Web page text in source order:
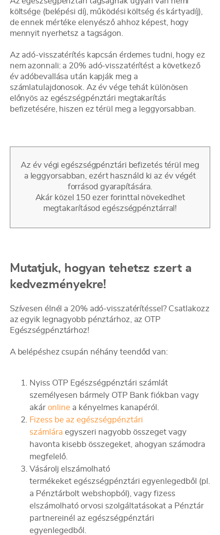
költsége (belépési díj, működési költség és kártyadíj),
de ennek mértéke elenyésző ahhoz képest, hogy
mennyit nyerhetsz a tagságon.
Az adó-visszatérítés kapcsán érdemes tudni, hogy ez
nem azonnali: a 20% adó-visszatérítést a következő
év adóbevallása után kapják meg a
számlatulajdonosok. Az év vége tehát különösen
előnyös az egészségpénztári megtakarítás
befizetésére, hiszen ez térül meg a leggyorsabban.
Az év végi egészségpénztári befizetés térül meg
a leggyorsabban, ezért használd ki az év végét
forrásod gyarapítására.
Akár közel 150 ezer forinttal növekedhet
megtakarításod egészségpénztárral!
Mutatjuk, hogyan tehetsz szert a
kedvezményekre!
Szívesen élnél a 20% adó-visszatérítéssel? Csatlakozz
az egyik legnagyobb pénztárhoz, az OTP
Egészségpénztárhoz!
A belépéshez csupán néhány teendőd van:
Nyiss OTP Egészségpénztári számlát
személyesen bármely OTP Bank fiókban vagy
akár onlinea kényelmes kanapéról.
Fizess be az egészségpénztári
számlára egyszeri nagyobb összeget vagy
havonta kisebb összegeket, ahogyan számodra
megfelelő.
Vásárolj elszámolható
termékeket egészségpénztári egyenlegedből (pl.
a Pénztárbolt webshopból), vagy fizess
elszámolható orvosi szolgáltatásokat a Pénztár
partnereinél az egészségpénztári
egyenlegedből.